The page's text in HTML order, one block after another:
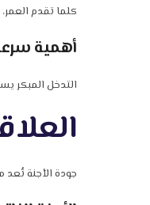
كلما تقدم
أهمية
التدخل المبكر
جودة الأجنة